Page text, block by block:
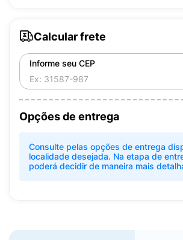
Calcular frete
Informe seu CEP
Opções de entrega
Consulte pelas opções de entrega
localidade desejada. Na etapa de
poderá decidir de maneira mais